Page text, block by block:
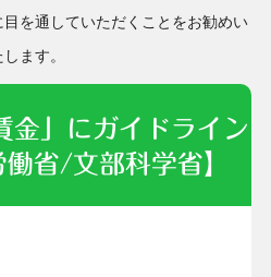
を通していただくことをお勧めい
します。
金」にガイドライン
省/文部科学省】